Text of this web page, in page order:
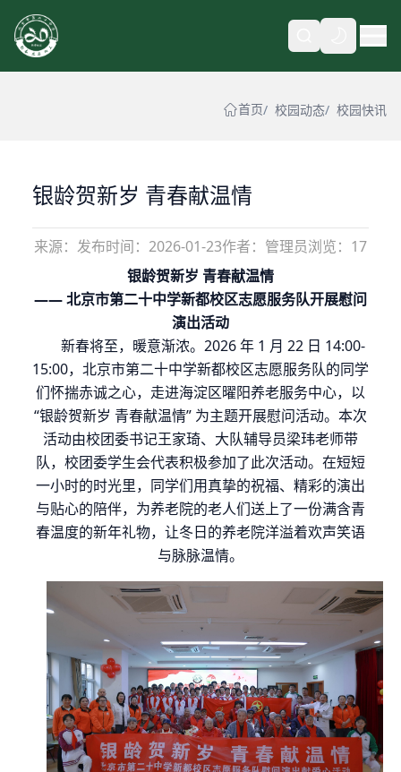
自动
首页 校园动态 校园快讯
银龄贺新岁 青春献温情
来源： 发布时间： 2026-01-23作者：管理员浏览：17
银龄贺新岁 青春献温情
—— 北京市第二十中学新都校区志愿服务队开展慰问
演出活动
新春将至，暖意渐浓。 2026年 1 月 22 日 14:00-
15:00，北京市第二十中学新都校区志愿服务队的同学
们怀揣赤诚之心，走进海淀区曜阳养老服务中心，以
“银龄贺新岁 青春献温情” 为主题开展慰问活动。 本次
活动由校团委书记王家琦、大队辅导员梁玮老师带
队，校团委学生会代表积极参加了此次活动。 在短短
一小时的时光里，同学们用真挚的祝福、精彩的演出
与贴心的陪伴，为养老院的老人们送上了一份满含青
春温度的新年礼物，让冬日的养老院洋溢着欢声笑语
与脉脉温情。